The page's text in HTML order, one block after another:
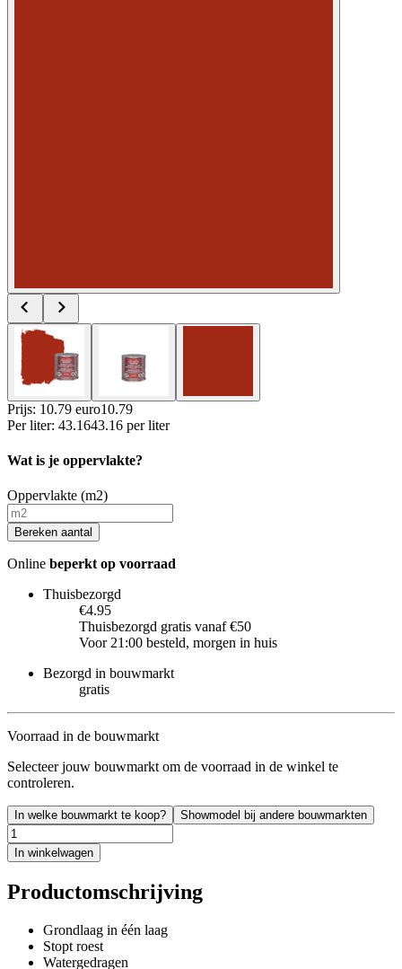
Prijs: 10.79 euro10.79
Per liter: 43.1643.16 per liter
Wat is je oppervlakte?
Oppervlakte (m2)
Bereken aantal
Online beperkt op voorraad
Thuisbezorgd
€4.95
Thuisbezorgd gratis vanaf €50
Voor 21:00 besteld, morgen in huis
Bezorgd in bouwmarkt
gratis
Voorraad in de bouwmarkt
Selecteer jouw bouwmarkt om de voorraad in de winkel te
controleren.
In welke bouwmarkt te koop? Showmodel bij andere bouwmarkten
In winkelwagen
Productomschrijving
Grondlaag in één laag
Stopt roest
Watergedragen